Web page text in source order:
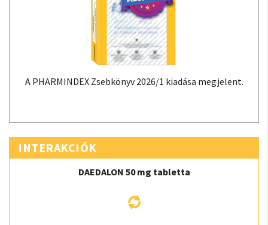
A PHARMINDEX Zsebkönyv 2026/1 kiadása megjelent.
INTERAKCIÓK
DAEDALON 50 mg tabletta